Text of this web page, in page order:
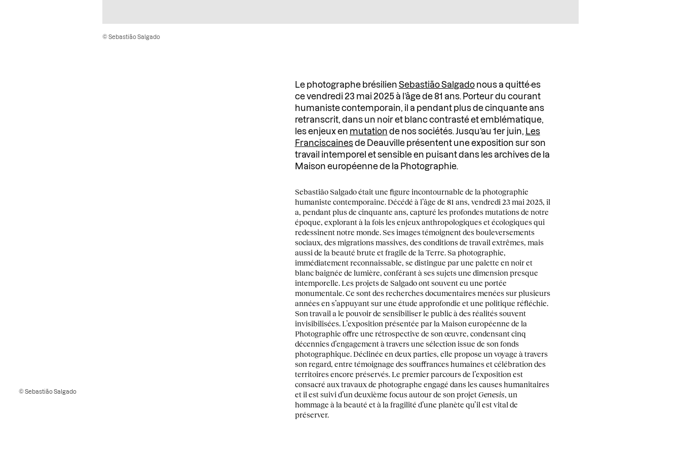
© Sebastião Salgado
© Sebastião Salgado
Le photographe brésilien Sebastião Salgadonous a quitté·es
ce vendredi 23 mai 2025 à l’âge de 81 ans. Porteur du courant
humaniste contemporain, il a pendant plus de cinquante ans
retranscrit, dans un noir et blanc contrasté et emblématique,
les enjeux en mutation de nos sociétés. Jusqu’au 1er juin, Les
Franciscainesde Deauville présentent une exposition sur son
travail intemporel et sensible en puisant dans les archives de la
Maison européenne de la Photographie.
Sebastião Salgado était une figure incontournable de la photographie
humaniste contemporaine. Décédé à l’âge de 81 ans, vendredi 23 mai 2025, il
a, pendant plus de cinquante ans, capturé les profondes mutations de notre
époque, explorant à la fois les enjeux anthropologiques et écologiques qui
redessinent notre monde. Ses images témoignent des bouleversements
sociaux, des migrations massives, des conditions de travail extrêmes, mais
aussi de la beauté brute et fragile de la Terre. Sa photographie,
immédiatement reconnaissable, se distingue par une palette en noir et
blanc baignée de lumière, conférant à ses sujets une dimension presque
intemporelle. Les projets de Salgado ont souvent eu une portée
monumentale. Ce sont des recherches documentaires menées sur plusieurs
années en s’appuyant sur une étude approfondie et une politique réfléchie.
Son travail a le pouvoir de sensibiliser le public à des réalités souvent
invisibilisées. L’exposition présentée par la Maison européenne de la
Photographie offre une rétrospective de son œuvre, condensant cinq
décennies d’engagement à travers une sélection issue de son fonds
photographique. Déclinée en deux parties, elle propose un voyage à travers
son regard, entre témoignage des souffrances humaines et célébration des
territoires encore préservés. Le premier parcours de l’exposition est
consacré aux travaux de photographe engagé dans les causes humanitaires
et il est suivi d’un deuxième focus autour de son projetGenesis, un
hommage à la beauté et à la fragilité d’une planète qu’il est vital de
préserver.